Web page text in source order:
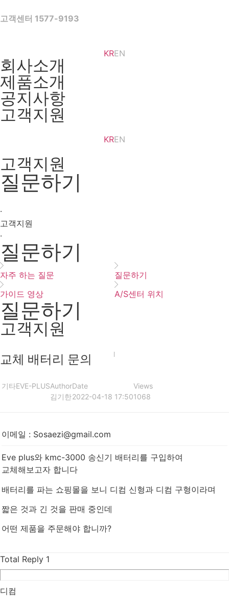
to
고객센터 1577-9193
KREN
회사소개
제품소개
공지사항
고객지원
KREN
고객지원
질문하기
·
고객지원
·
질문하기
자주 하는 질문
질문하기
가이드 영상
A/S센터 위치
질문하기
고객지원
교체 배터리 문의
기타EVE-PLUSAuthor
김기한
Date
2022-04-18 17:50
Views
1068
이메일 : Sosaezi@gmail.com
Eve plus와 kmc-3000 송신기 배터리를 구입하여
교체해보고자 합니다
배터리를 파는 쇼핑몰을 보니 디컴 신형과 디컴 구형이라며
짧은 것과 긴 것을 판매 중인데
어떤 제품을 주문해야 합니까?
Total Reply 1
디컴